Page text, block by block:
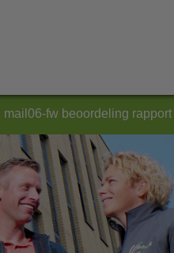
mail06-fw beoordeling